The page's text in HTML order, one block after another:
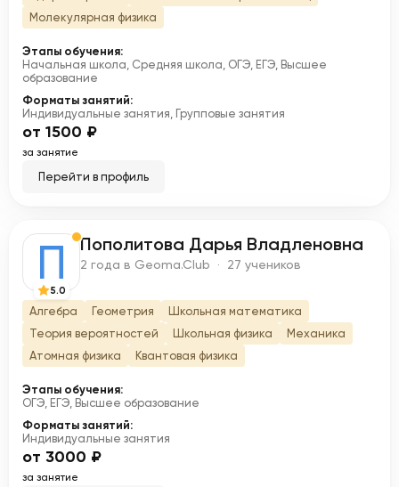
Молекулярная физика
Этапы обучения:
Начальная школа, Средняя школа, ОГЭ, ЕГЭ, Высшее
образование
Форматы занятий:
Индивидуальные занятия, Групповые занятия
от 1500 ₽
за занятие
Перейти в профиль
П
5.0
Пополитова Дарья Владленовна
2 года в Geoma.Club · 27 учеников
Алгебра Геометрия
Школьная математика
Теория вероятностей
Школьная физика
Механика
Атомная физика
Квантовая физика
Этапы обучения:
ОГЭ, ЕГЭ, Высшее образование
Форматы занятий:
Индивидуальные занятия
от 3000 ₽
за занятие